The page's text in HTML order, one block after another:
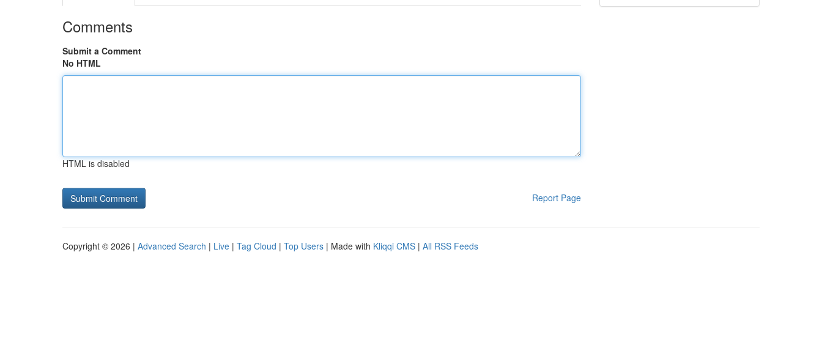
Comments
Submit a Comment
No HTML
HTML is disabled
Report Page
Copyright © 2026 | Advanced Search | Live | Tag Cloud | Top Users | Made with Kliqqi CMS | All RSS Feeds